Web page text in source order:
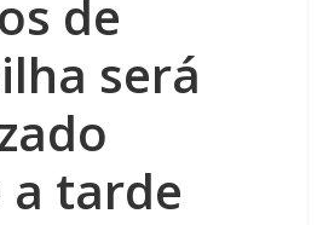
de
será
tarde